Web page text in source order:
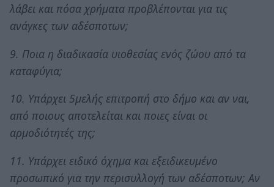
λάβει και πόσα χρήματα προβλέπονται για τις
ανάγκες των αδέσποτων;
9. Ποια η διαδικασία υιοθεσίας ενός ζώου από τα
καταφύγια;
10. Υπάρχει 5μελής επιτροπή στο δήμο και αν ναι,
από ποιους αποτελείται και ποιες είναι οι
αρμοδιότητές της;
11. Υπάρχει ειδικό όχημα και εξειδικευμένο
προσωπικό για την περισυλλογή των αδέσποτων; Αν